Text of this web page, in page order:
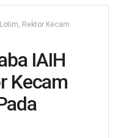
Rektor Kecam
IAIH
Kecam